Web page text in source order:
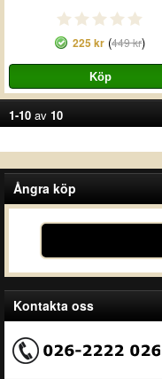
225 kr (449 kr)
1-10 av 10
Ångra köp
Kontakta oss